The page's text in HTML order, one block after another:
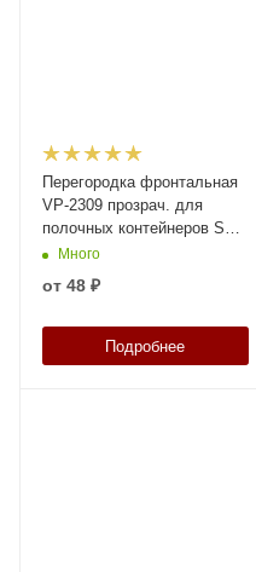
Перегородка фронтальная
VP-2309 прозрач. для
полочных контейнеров SK
3209, 4209, 5209, 6209 N1
(30.946.1)
Много
от 48 ₽
Подробнее